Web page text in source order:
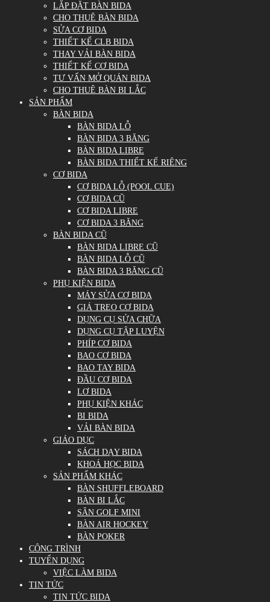
LẮP ĐẶT BÀN BIDA
CHO THUÊ BÀN BIDA
SỬA CƠ BIDA
THIẾT KẾ CLB BIDA
THAY VẢI BÀN BIDA
THIẾT KẾ CƠ BIDA
TƯ VẤN MỞ QUÁN BIDA
CHO THUÊ BÀN BI LẮC
SẢN PHẨM
BÀN BIDA
BÀN BIDA LỖ
BÀN BIDA 3 BĂNG
BÀN BIDA LIBRE
BÀN BIDA THIẾT KẾ RIÊNG
CƠ BIDA
CƠ BIDA LỖ (POOL CUE)
CƠ BIDA CŨ
CƠ BIDA LIBRE
CƠ BIDA 3 BĂNG
BÀN BIDA CŨ
BÀN BIDA LIBRE CŨ
BÀN BIDA LỖ CŨ
BÀN BIDA 3 BĂNG CŨ
PHỤ KIỆN BIDA
MÁY SỬA CƠ BIDA
GIÁ TREO CƠ BIDA
DỤNG CỤ SỬA CHỮA
DỤNG CỤ TẬP LUYỆN
PHÍP CƠ BIDA
BAO CƠ BIDA
BAO TAY BIDA
ĐẦU CƠ BIDA
LƠ BIDA
PHỤ KIỆN KHÁC
BI BIDA
VẢI BÀN BIDA
GIÁO DỤC
SÁCH DẠY BIDA
KHOÁ HỌC BIDA
SẢN PHẨM KHÁC
BÀN SHUFFLEBOARD
BÀN BI LẮC
SÂN GOLF MINI
BÀN AIR HOCKEY
BÀN POKER
CÔNG TRÌNH
TUYỂN DỤNG
VIỆC LÀM BIDA
TIN TỨC
TIN TỨC BIDA